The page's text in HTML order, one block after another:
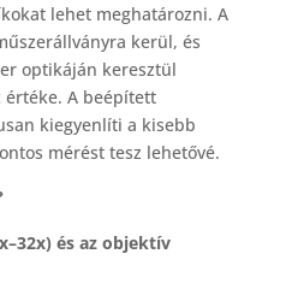
lehet meghatározni. A
kerül, és
optikáján keresztül
értéke. A beépített
kiegyenlíti a kisebb
mérést tesz lehetővé.
és az objektív